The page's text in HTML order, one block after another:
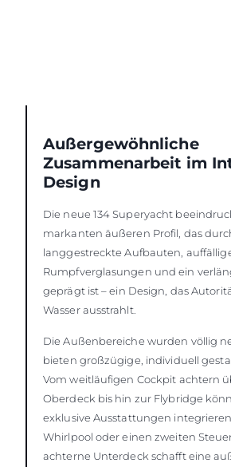
Außergewöhnliche
Zusammenarbeit im
Design
Die neue 134 Superyacht
markanten äußeren Profil, das
langgestreckte Aufbauten,
Rumpfverglasungen und ein
geprägt ist – ein Design, das
Wasser ausstrahlt.
Die Außenbereiche wurden völlig
bieten großzügige, individuell
Vom weitläufigen Cockpit achtern
Oberdeck bis hin zur Flybridge
exklusive Ausstattungen
Whirlpool oder einen zweiten
achterne Unterdeck schafft eine